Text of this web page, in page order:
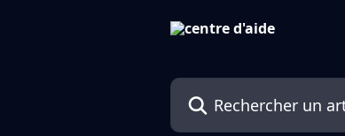
Rechercher un article...